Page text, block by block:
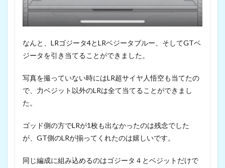
なんと、LRゴジータ4とLRベジータブルー、そしてGTベ
ジータを引き当てることができました。
写真を撮っていない時にはLR超サイヤ人悟空も当てたの
で、力ベジット以外のLRは全て当てることができまし
た。
ゴッド側の方でLRが1枚も出なかったのは残念でした
が、GT側のLRが揃ってくれたのは嬉しいです。
同じ編成に組み込めるのはゴジータ４とベジットだけで